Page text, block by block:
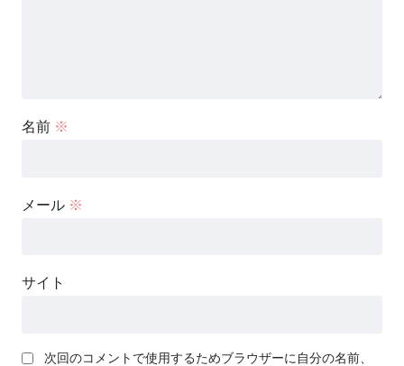
名前 ※
メール ※
サイト
次回のコメントで使用するためブラウザーに自分の名前、